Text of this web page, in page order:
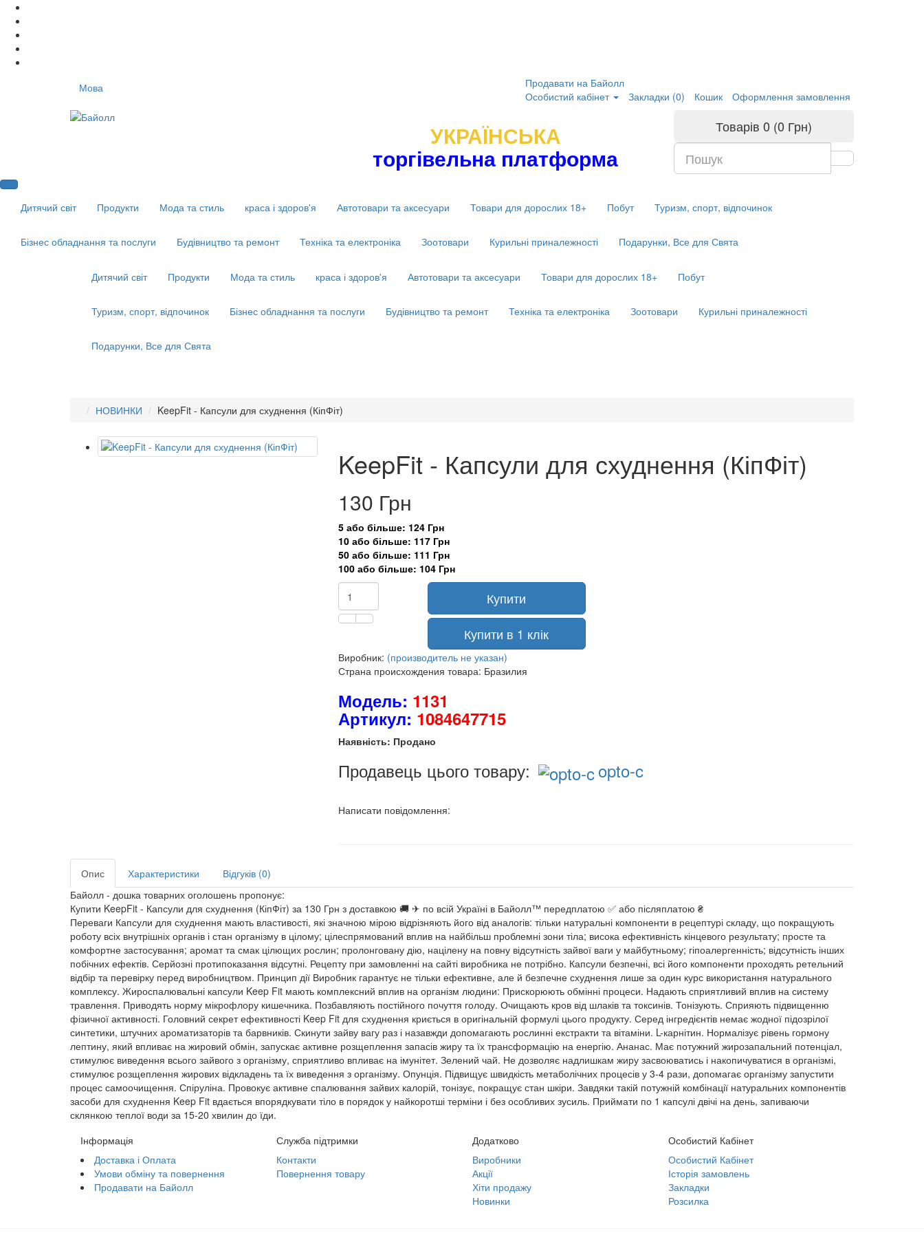
Мова
Продавати на Байолл
Особистий кабінет
Закладки (0) Кошик Оформлення замовлення
УКРАЇНСЬКА
торгівельна платформа
Товарів 0 (0 Грн)
Дитячий світ Продукти Мода та стиль краса і здоров'я Автотовари та аксесуари Товари для дорослих 18+ Побут Туризм, спорт, відпочинок
Бізнес обладнання та послуги Будівництво та ремонт Техніка та електроніка Зоотовари Курильні приналежності Подарунки, Все для Свята
Дитячий світ Продукти Мода та стиль краса і здоров'я Автотовари та аксесуари Товари для дорослих 18+ Побут
Туризм, спорт, відпочинок Бізнес обладнання та послуги Будівництво та ремонт Техніка та електроніка Зоотовари Курильні приналежності
Подарунки, Все для Свята
НОВИНКИ KeepFit - Капсули для схуднення (КіпФіт)
KeepFit - Капсули для схуднення (КіпФіт)
130 Грн
5 або більше: 124 Грн
10 або більше: 117 Грн
50 або більше: 111 Грн
100 або більше: 104 Грн
Купити
Купити в 1 клік
Виробник: (производитель не указан)
Страна происхождения товара: Бразилия
Модель: 1131
Артикул: 1084647715
Наявність: Продано
Продавець цього товару: opto-c
Написати повідомлення:
Опис Характеристики
Відгуків (0)
Байолл - дошка товарних оголошень пропонує:
Купити KeepFit - Капсули для схуднення (КіпФіт) за 130 Грн з доставкою 🚚 ✈ по всій Україні в Байолл™ передплатою ✅ або післяплатою ₴
Переваги Капсули для схуднення мають властивості, які значною мірою відрізняють його від аналогів: тільки натуральні компоненти в рецептурі складу, що покращують
роботу всіх внутрішніх органів і стан організму в цілому; цілеспрямований вплив на найбільш проблемні зони тіла; висока ефективність кінцевого результату; просте та
комфортне застосування; аромат та смак цілющих рослин; пролонговану дію, націлену на повну відсутність зайвої ваги у майбутньому; гіпоалергенність; відсутність інших
побічних ефектів. Серйозні протипоказання відсутні. Рецепту при замовленні на сайті виробника не потрібно. Капсули безпечні, всі його компоненти проходять ретельний
відбір та перевірку перед виробництвом. Принцип дії Виробник гарантує не тільки ефективне, але й безпечне схуднення лише за один курс використання натурального
комплексу. Жироспалювальні капсули Keep Fit мають комплексний вплив на організм людини: Прискорюють обмінні процеси. Надають сприятливий вплив на систему
травлення. Приводять норму мікрофлору кишечника. Позбавляють постійного почуття голоду. Очищають кров від шлаків та токсинів. Тонізують. Сприяють підвищенню
фізичної активності. Головний секрет ефективності Keep Fit для схуднення криється в оригінальній формулі цього продукту. Серед інгредієнтів немає жодної підозрілої
синтетики, штучних ароматизаторів та барвників. Скинути зайву вагу раз і назавжди допомагають рослинні екстракти та вітаміни. L-карнітин. Нормалізує рівень гормону
лептину, який впливає на жировий обмін, запускає активне розщеплення запасів жиру та їх трансформацію на енергію. Ананас. Має потужний жирозапальний потенціал,
стимулює виведення всього зайвого з організму, сприятливо впливає на імунітет. Зелений чай. Не дозволяє надлишкам жиру засвоюватись і накопичуватися в організмі,
стимулює розщеплення жирових відкладень та їх виведення з організму. Опунція. Підвищує швидкість метаболічних процесів у 3-4 рази, допомагає організму запустити
процес самоочищення. Спіруліна. Провокує активне спалювання зайвих калорій, тонізує, покращує стан шкіри. Завдяки такій потужній комбінації натуральних компонентів
засоби для схуднення Keep Fit вдається впорядкувати тіло в порядок у найкоротші терміни і без особливих зусиль. Приймати по 1 капсулі двічі на день, запиваючи
склянкою теплої води за 15-20 хвилин до їди.
Інформація
Доставка і Оплата
Умови обміну та повернення
Продавати на Байолл
Служба підтримки
Контакти
Повернення товару
Додатково
Виробники
Акції
Хіти продажу
Новинки
Особистий Кабінет
Особистий Кабінет
Історія замовлень
Закладки
Розсилка